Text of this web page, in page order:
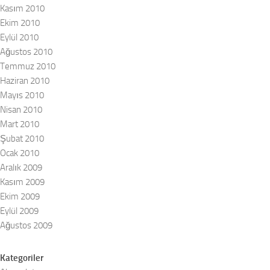
Kasım 2010
Ekim 2010
Eylül 2010
Ağustos 2010
Temmuz 2010
Haziran 2010
Mayıs 2010
Nisan 2010
Mart 2010
Şubat 2010
Ocak 2010
Aralık 2009
Kasım 2009
Ekim 2009
Eylül 2009
Ağustos 2009
Kategoriler